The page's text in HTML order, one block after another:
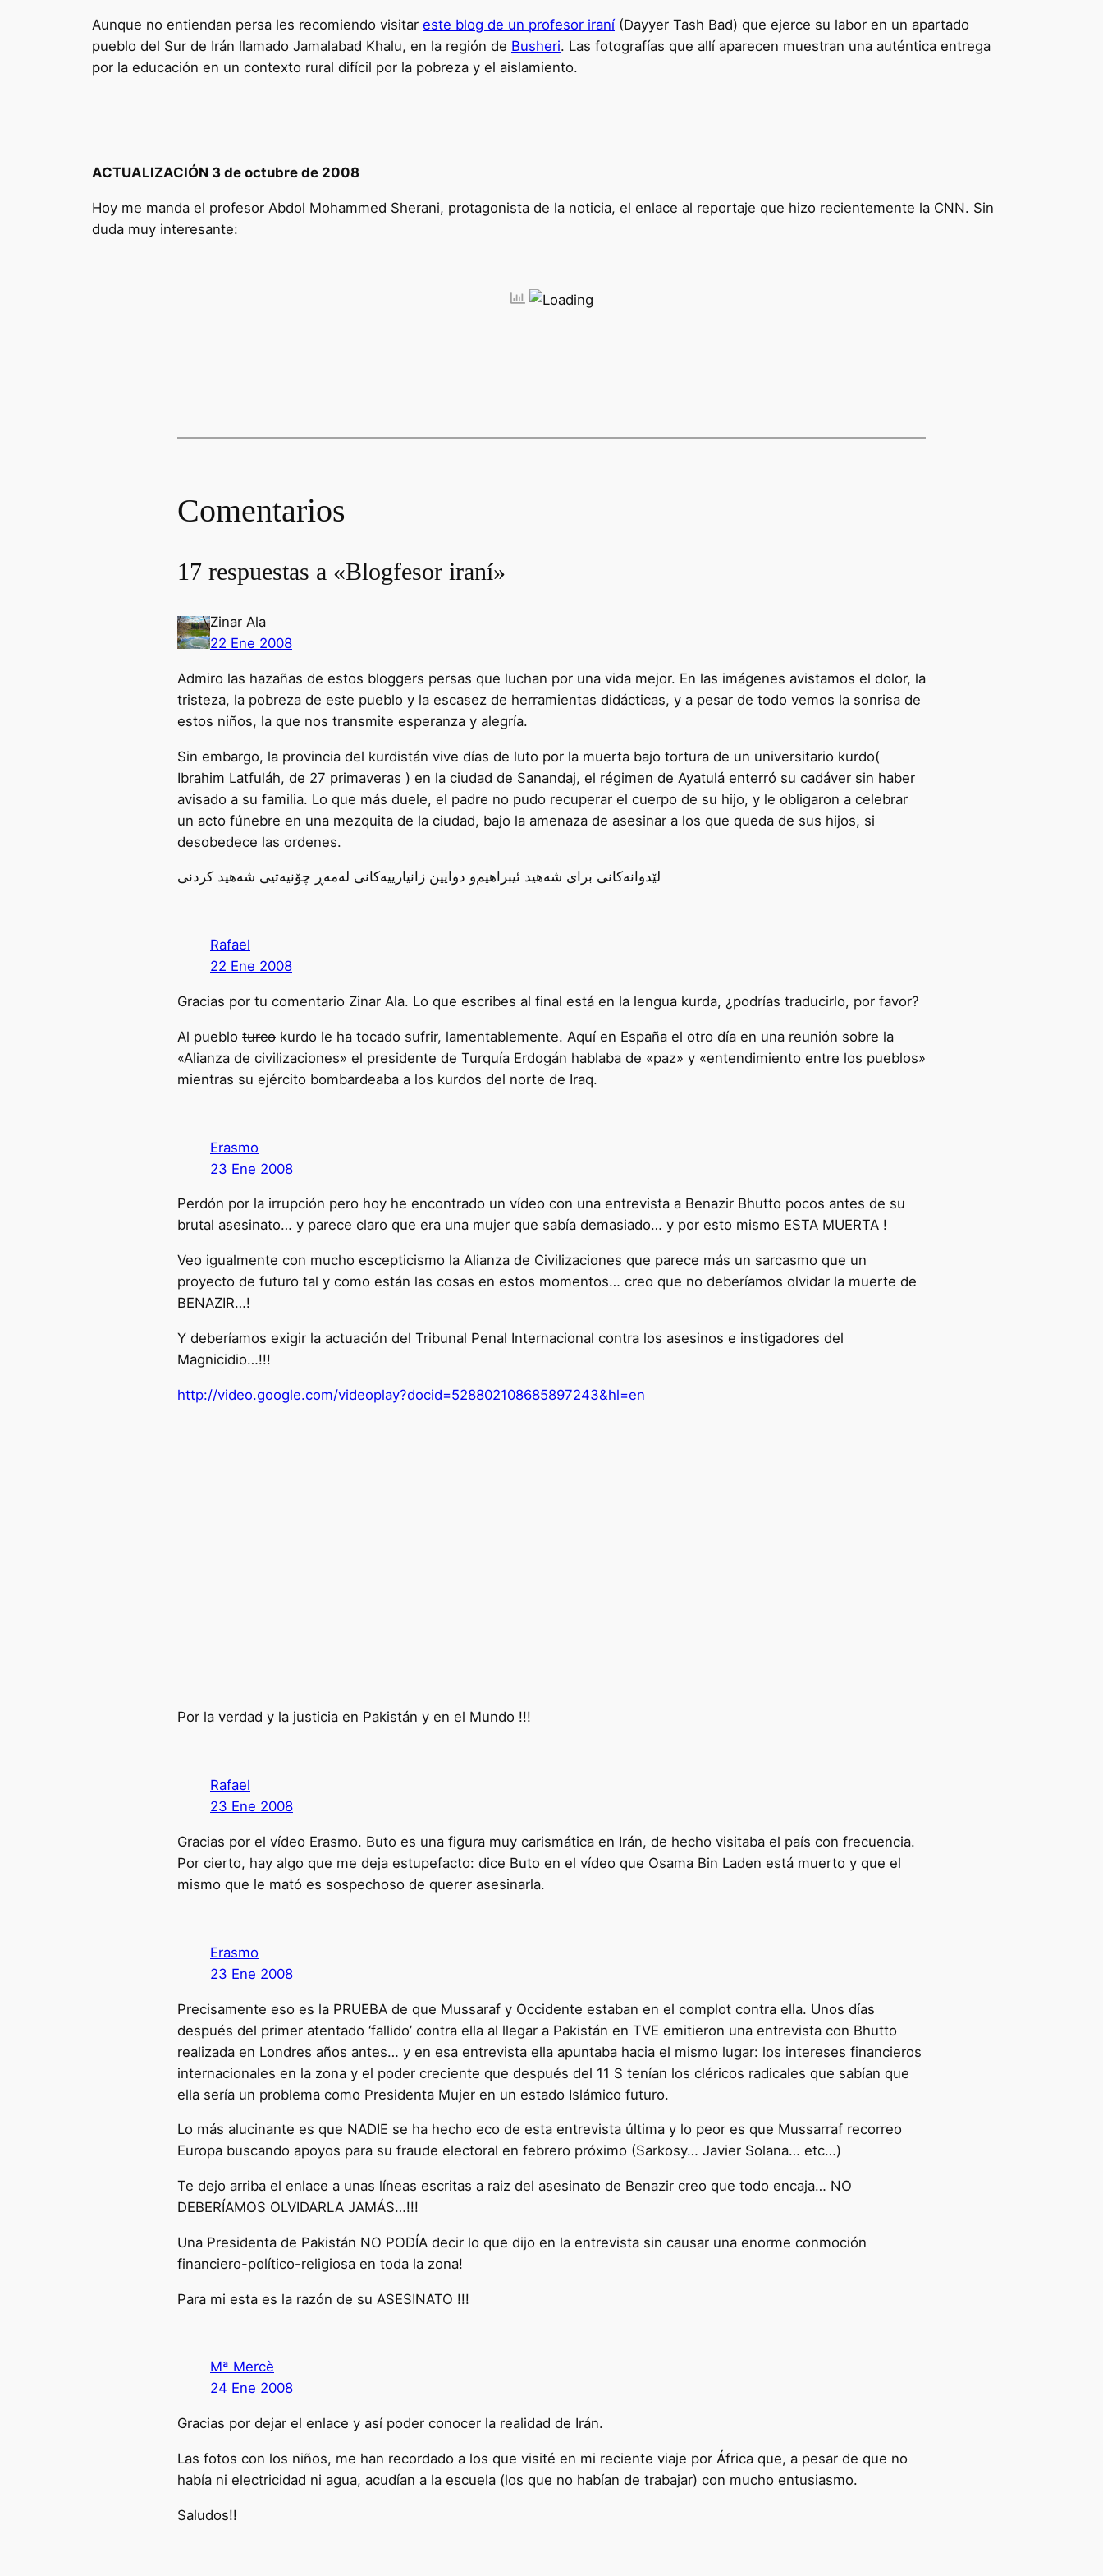
Aunque no entiendan persa les recomiendo visitar este blog de un profesor iraní (Dayyer Tash Bad) que ejerce su labor en un apartado
pueblo del Sur de Irán llamado Jamalabad Khalu, en la región de Busheri. Las fotografías que allí aparecen muestran una auténtica entrega
por la educación en un contexto rural difícil por la pobreza y el aislamiento.
ACTUALIZACIÓN 3 de octubre de 2008
Hoy me manda el profesor Abdol Mohammed Sherani, protagonista de la noticia, el enlace al reportaje que hizo recientemente la CNN. Sin
duda muy interesante:
Comentarios
17 respuestas a «Blogfesor iraní»
Zinar Ala
22 Ene 2008
Admiro las hazañas de estos bloggers persas que luchan por una vida mejor. En las imágenes avistamos el dolor, la
tristeza, la pobreza de este pueblo y la escasez de herramientas didácticas, y a pesar de todo vemos la sonrisa de
estos niños, la que nos transmite esperanza y alegría.
Sin embargo, la provincia del kurdistán vive días de luto por la muerta bajo tortura de un universitario kurdo(
Ibrahim Latfuláh, de 27 primaveras ) en la ciudad de Sanandaj, el régimen de Ayatulá enterró su cadáver sin haber
avisado a su familia. Lo que más duele, el padre no pudo recuperar el cuerpo de su hijo, y le obligaron a celebrar
un acto fúnebre en una mezquita de la ciudad, bajo la amenaza de asesinar a los que queda de sus hijos, si
desobedece las ordenes.
Rafael
22 Ene 2008
Gracias por tu comentario Zinar Ala. Lo que escribes al final está en la lengua kurda, ¿podrías traducirlo, por favor?
Al pueblo turco kurdo le ha tocado sufrir, lamentablemente. Aquí en España el otro día en una reunión sobre la
«Alianza de civilizaciones» el presidente de Turquía Erdogán hablaba de «paz» y «entendimiento entre los pueblos»
mientras su ejército bombardeaba a los kurdos del norte de Iraq.
Erasmo
23 Ene 2008
Perdón por la irrupción pero hoy he encontrado un vídeo con una entrevista a Benazir Bhutto pocos antes de su
brutal asesinato… y parece claro que era una mujer que sabía demasiado… y por esto mismo ESTA MUERTA !
Veo igualmente con mucho escepticismo la Alianza de Civilizaciones que parece más un sarcasmo que un
proyecto de futuro tal y como están las cosas en estos momentos… creo que no deberíamos olvidar la muerte de
BENAZIR…!
Y deberíamos exigir la actuación del Tribunal Penal Internacional contra los asesinos e instigadores del
Magnicidio…!!!
http://video.google.com/videoplay?docid=528802108685897243&hl=en
Por la verdad y la justicia en Pakistán y en el Mundo !!!
Rafael
23 Ene 2008
Gracias por el vídeo Erasmo. Buto es una figura muy carismática en Irán, de hecho visitaba el país con frecuencia.
Por cierto, hay algo que me deja estupefacto: dice Buto en el vídeo que Osama Bin Laden está muerto y que el
mismo que le mató es sospechoso de querer asesinarla.
Erasmo
23 Ene 2008
Precisamente eso es la PRUEBA de que Mussaraf y Occidente estaban en el complot contra ella. Unos días
después del primer atentado ‘fallido’ contra ella al llegar a Pakistán en TVE emitieron una entrevista con Bhutto
realizada en Londres años antes… y en esa entrevista ella apuntaba hacia el mismo lugar: los intereses financieros
internacionales en la zona y el poder creciente que después del 11 S tenían los cléricos radicales que sabían que
ella sería un problema como Presidenta Mujer en un estado Islámico futuro.
Lo más alucinante es que NADIE se ha hecho eco de esta entrevista última y lo peor es que Mussarraf recorreo
Europa buscando apoyos para su fraude electoral en febrero próximo (Sarkosy… Javier Solana… etc…)
Te dejo arriba el enlace a unas líneas escritas a raiz del asesinato de Benazir creo que todo encaja… NO
DEBERÍAMOS OLVIDARLA JAMÁS…!!!
Una Presidenta de Pakistán NO PODÍA decir lo que dijo en la entrevista sin causar una enorme conmoción
financiero-político-religiosa en toda la zona!
Para mi esta es la razón de su ASESINATO !!!
Mª Mercè
24 Ene 2008
Gracias por dejar el enlace y así poder conocer la realidad de Irán.
Las fotos con los niños, me han recordado a los que visité en mi reciente viaje por África que, a pesar de que no
había ni electricidad ni agua, acudían a la escuela (los que no habían de trabajar) con mucho entusiasmo.
Saludos!!